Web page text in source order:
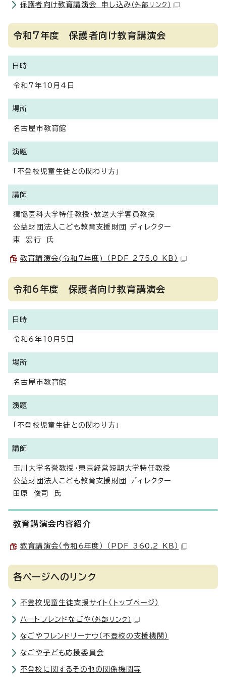
保護者向け教育講演会 申し込み （外部リンク）
令和7年度 保護者向け教育講演会
日時
令和7年10月4日
場所
名古屋市教育館
演題
「不登校児童生徒との関わり方」
講師
獨協医科大学特任教授・放送大学客員教授
公益財団法人こども教育支援財団 ディレクター
東 宏行 氏
教育講演会(令和7年度) （PDF 275.0 KB）
令和6年度 保護者向け教育講演会
日時
令和6年10月5日
場所
名古屋市教育館
演題
「不登校児童生徒との関わり方」
講師
玉川大学名誉教授・東京経営短期大学特任教授
公益財団法人こども教育支援財団 ディレクター
田原 俊司 氏
教育講演会内容紹介
教育講演会（令和6年度） （PDF 360.2 KB）
各ページへのリンク
不登校児童生徒支援サイト（トップページ）
ハートフレンドなごや （外部リンク）
なごやフレンドリーナウ（不登校の支援機関）
なごや子ども応援委員会
不登校に関するその他の関係機関等